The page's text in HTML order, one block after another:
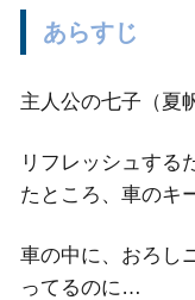
あらすじ
主人公の七子（夏
リフレッシュする
たところ、車のキ
車の中に、おろし
ってるのに…